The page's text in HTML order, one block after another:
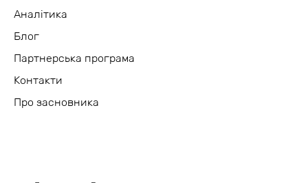
Аналітика
Блог
Партнерська програма
Контакти
Про засновника